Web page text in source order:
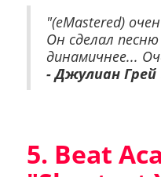
"(eMastered)
Он сделал
динамичнее...
- Джулиан Грей
5. Beat